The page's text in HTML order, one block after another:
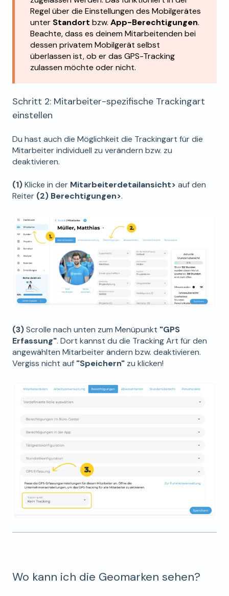
Regel über die Einstellungen des Mobilgerätes
unter Standort bzw. App-Berechtigungen.
Beachte, dass es deinem Mitarbeitenden bei
dessen privatem Mobilgerät selbst
überlassen ist, ob er das GPS-Tracking
zulassen möchte oder nicht.
Schritt 2: Mitarbeiter-spezifische Trackingart
einstellen
Du hast auch die Möglichkeit die Trackingart für die
Mitarbeiter individuell zu verändern bzw. zu
deaktivieren.
(1)Klicke in der Mitarbeiterdetailansicht> auf den
Reiter (2) Berechtigungen>.
(3)Scrolle nach unten zum Menüpunkt "GPS
Erfassung". Dort kannst du die Tracking Art für den
angewählten Mitarbeiter ändern bzw. deaktivieren.
Vergiss nicht auf "Speichern" zu klicken!
Wo kann ich die Geomarken sehen?